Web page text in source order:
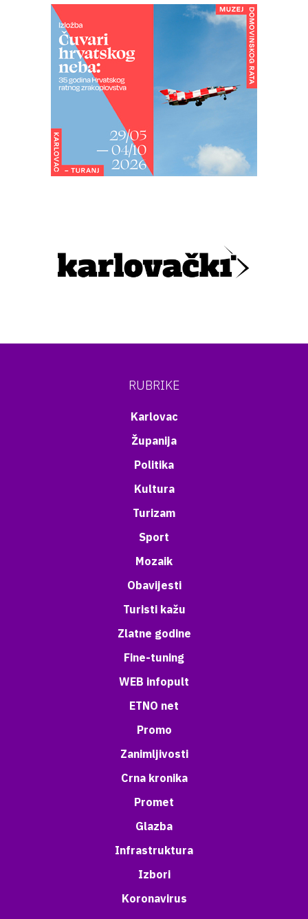
RUBRIKE
Karlovac
Županija
Politika
Kultura
Turizam
Sport
Mozaik
Obavijesti
Turisti kažu
Zlatne godine
Fine-tuning
WEB infopult
ETNO net
Promo
Zanimljivosti
Crna kronika
Promet
Glazba
Infrastruktura
Izbori
Koronavirus